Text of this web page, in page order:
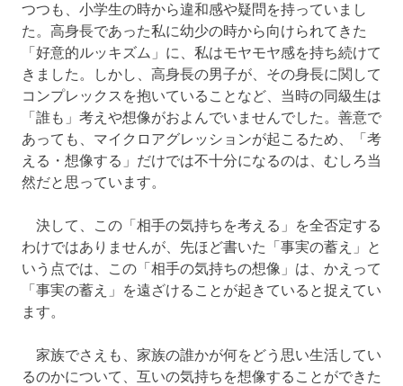
つつも、小学生の時から違和感や疑問を持っていまし
た。高身長であった私に幼少の時から向けられてきた
「好意的ルッキズム」に、私はモヤモヤ感を持ち続けて
きました。しかし、高身長の男子が、その身長に関して
コンプレックスを抱いていることなど、当時の同級生は
「誰も」考えや想像がおよんでいませんでした。善意で
あっても、マイクロアグレッションが起こるため、「考
える・想像する」だけでは不十分になるのは、むしろ当
然だと思っています。
決して、この「相手の気持ちを考える」を全否定する
わけではありませんが、先ほど書いた「事実の蓄え」と
いう点では、この「相手の気持ちの想像」は、かえって
「事実の蓄え」を遠ざけることが起きていると捉えてい
ます。
家族でさえも、家族の誰かが何をどう思い生活してい
るのかについて、互いの気持ちを想像することができた